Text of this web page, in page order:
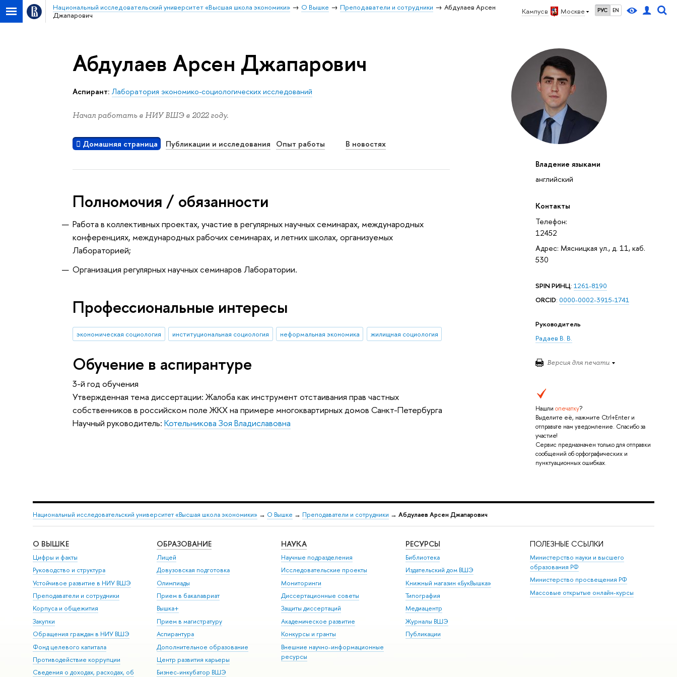
Кампус в Москве РУС EN
Национальный исследовательский университет «Высшая школа экономики» О Вышке Преподаватели и сотрудники
Абдулаев Арсен
Джапарович
Владение языками
английский
Контакты
Телефон:
12452
Адрес: Мясницкая ул., д. 11, каб.
530
SPIN РИНЦ: 1261-8190
ORCID: 0000-0002-3915-1741
Руководитель
Радаев В. В.
Версия для печати
Нашли опечатку?
Выделите её, нажмите Ctrl+Enter и
отправьте нам уведомление. Спасибо за
участие!
Сервис предназначен только для отправки
сообщений об орфографических и
пунктуационных ошибках.
Абдулаев Арсен Джапарович
Аспирант: Лаборатория экономико-социологических исследований
Начал работать в НИУ ВШЭ в 2022 году.
Домашняя страница Публикации и исследования Опыт работы В новостях
Полномочия / обязанности
Работа в коллективных проектах, участие в регулярных научных семинарах, международных
конференциях, международных рабочих семинарах, и летних школах, организуемых
Лабораторией;
Организация регулярных научных семинаров Лаборатории.
Профессиональные интересы
экономическая социология институциональная социология неформальная экономика жилищная социология
Обучение в аспирантуре
3-й год обучения
Утвержденная тема диссертации: Жалоба как инструмент отстаивания прав частных
собственников в российском поле ЖКХ на примере многоквартирных домов Санкт-Петербурга
Научный руководитель:Котельникова Зоя Владиславовна
Национальный исследовательский университет «Высшая школа экономики» → О Вышке → Преподаватели и сотрудники → Абдулаев Арсен Джапарович
О ВЫШКЕ
Цифры и факты
Руководство и структура
Устойчивое развитие в НИУ ВШЭ
Преподаватели и сотрудники
Корпуса и общежития
Закупки
Обращения граждан в НИУ ВШЭ
Фонд целевого капитала
Противодействие коррупции
Сведения о доходах, расходах, об
ОБРАЗОВАНИЕ
Лицей
Довузовская подготовка
Олимпиады
Прием в бакалавриат
Вышка+
Прием в магистратуру
Аспирантура
Дополнительное образование
Центр развития карьеры
Бизнес-инкубатор ВШЭ
НАУКА
Научные подразделения
Исследовательские проекты
Мониторинги
Диссертационные советы
Защиты диссертаций
Академическое развитие
Конкурсы и гранты
Внешние научно-информационные
ресурсы
РЕСУРСЫ
Библиотека
Издательский дом ВШЭ
Книжный магазин «БукВышка»
Типография
Медиацентр
Журналы ВШЭ
Публикации
ПОЛЕЗНЫЕ ССЫЛКИ
Министерство науки и высшего
образования РФ
Министерство просвещения РФ
Массовые открытые онлайн-курсы